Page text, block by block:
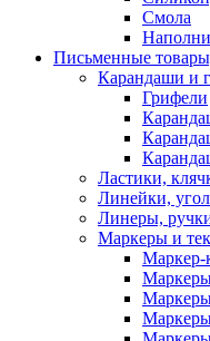
Смола
Письменные
Карандаши и
Грифели
Ластики,
Линейки,
Линеры,
Маркеры и
Маркер-